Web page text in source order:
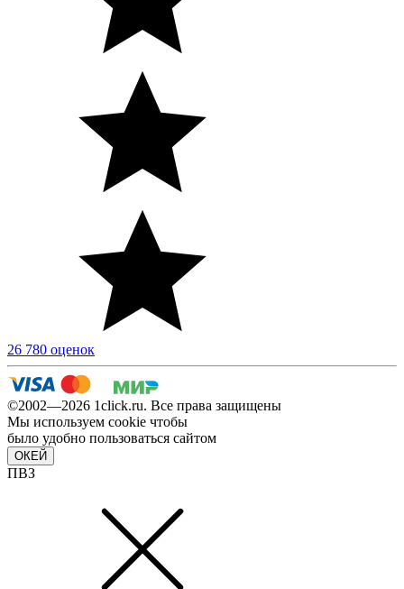
26 780 оценок
©2002—2026 1сlick.ru. Все права защищены
Мы используем cookie чтобы
было удобно пользоваться сайтом
ОКЕЙ
ПВЗ